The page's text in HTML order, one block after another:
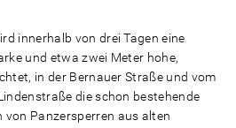
innerhalb von drei Tagen eine
und etwa zwei Meter hohe,
in der Bernauer Straße und vom
die schon bestehende
von Panzersperren aus alten